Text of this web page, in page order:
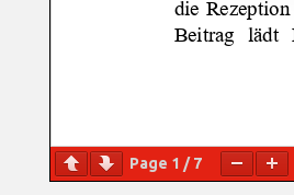
Page 1 /7